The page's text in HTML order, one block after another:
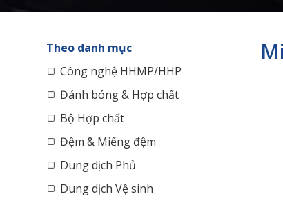
Theo danh mục
Công nghệ HHMP/HHP
Đánh bóng & Hợp chất
Bộ Hợp chất
Đệm & Miếng đệm
Dung dịch Phủ
Dung dịch Vệ sinh